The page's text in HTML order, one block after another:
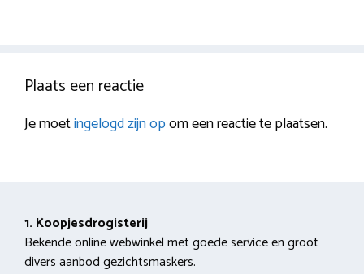
Plaats een reactie
Je moetingelogd zijn opom een reactie te plaatsen.
1. Koopjesdrogisterij
Bekende online webwinkel met goede service en groot
divers aanbod gezichtsmaskers.